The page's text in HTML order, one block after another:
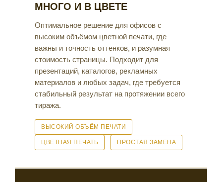
МНОГО И В ЦВЕТЕ
Оптимальное решение для офисов с
высоким объёмом цветной печати, где
важны и точность оттенков, и разумная
стоимость страницы. Подходит для
презентаций, каталогов, рекламных
материалов и любых задач, где требуется
стабильный результат на протяжении всего
тиража.
ВЫСОКИЙ ОБЪЁМ ПЕЧАТИ
ЦВЕТНАЯ ПЕЧАТЬ ПРОСТАЯ ЗАМЕНА